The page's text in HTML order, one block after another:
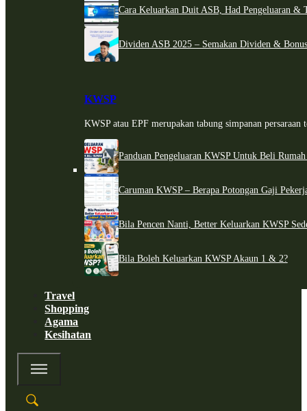
Cara Keluarkan Duit ASB, Had Pengeluaran &
Dividen ASB 2025 – Semakan Dividen &
KWSP
KWSP atau EPF merupakan tabung simpanan persaraan
Panduan Pengeluaran KWSP Untuk Beli
Caruman KWSP – Berapa Potongan Gaji
Bila Pencen Nanti, Better Keluarkan KWSP
Bila Boleh Keluarkan KWSP Akaun 1 & 2?
Travel
Shopping
Agama
Kesihatan